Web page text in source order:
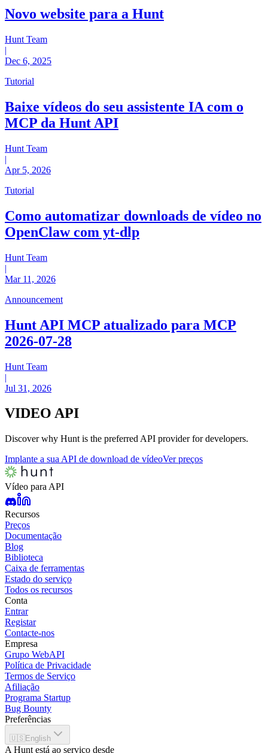
Novo website para a Hunt
Hunt Team
|
Dec 6, 2025
Tutorial
Baixe vídeos do seu assistente IA com o
MCP da Hunt API
Hunt Team
|
Apr 5, 2026
Tutorial
Como automatizar downloads de vídeo no
OpenClaw com yt-dlp
Hunt Team
|
Mar 11, 2026
Announcement
Hunt API MCP atualizado para MCP
2026-07-28
Hunt Team
|
Jul 31, 2026
VIDEO API
Discover why Hunt is the preferred API provider for developers.
Implante a sua API de download de vídeoVer preços
Vídeo para API
Recursos
Preços
Documentação
Blog
Biblioteca
Caixa de ferramentas
Estado do serviço
Todos os recursos
Conta
Entrar
Registar
Contacte-nos
Empresa
Grupo WebAPI
Política de Privacidade
Termos de Serviço
Afiliação
Programa Startup
Bug Bounty
Preferências
🇺🇸 English
A Hunt está ao serviço desde